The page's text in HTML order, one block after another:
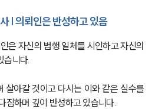
| 의뢰인은 반성하고 있음
은 자신의 범행 일체를 시인하고 자신의
습니다.
살아갈 것이고 다시는 이와 같은 실수를
짐하며 깊이 반성하고 있습니다.